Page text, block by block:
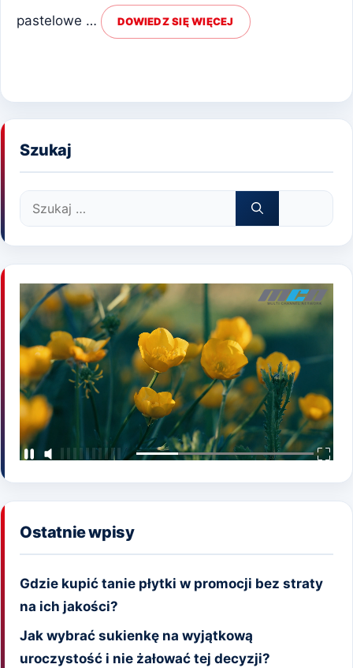
pastelowe … DOWIEDZ SIĘ WIĘCEJ
Szukaj
Szukaj:
Ostatnie wpisy
Gdzie kupić tanie płytki w promocji bez straty
na ich jakości?
Jak wybrać sukienkę na wyjątkową
uroczystość i nie żałować tej decyzji?